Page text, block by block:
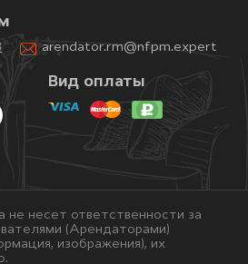
arendator.rm@nfpm.expert
Вид оплаты
не несет ответственности за
(Арендаторами)
изображения), их